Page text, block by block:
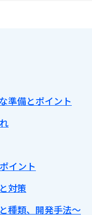
準備とポイント
イント
対策
種類、開発手法～